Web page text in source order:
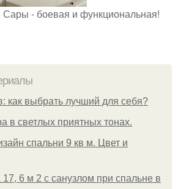
Сары - боевая и функциональная!
как выбрать лучший для себя?
в светлых приятных тонах.
спальни 9 кв м. Цвет и
17, 6 м 2 с санузлом при спальне в